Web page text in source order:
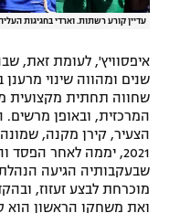
עדיין קורע רשתות. וארדי בחגיגות
שנים ומהווה שינוי
שחווה תחתית מקצועית
המרכזית, ובאופן מרשים.
הצעיר, קירן מקנה,
2021, יממה לאחר
שבעקבותיה הגיעה
מוכרחת לבצע זעזוז,